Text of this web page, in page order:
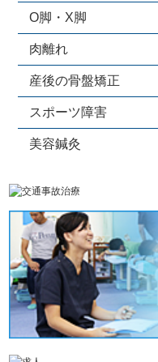
O脚・X脚
肉離れ
産後の骨盤矯正
スポーツ障害
美容鍼灸